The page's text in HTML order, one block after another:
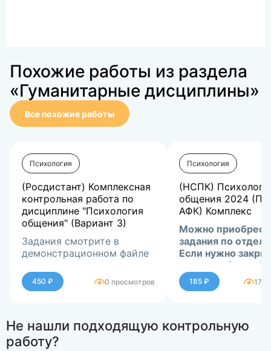
Похожие работы из раздела
«Гуманитарные дисциплины»
Все похожие работы
Психология
(Росдистант) Комплексная
контрольная работа по
дисциплине "Психология
общения" (Вариант 3)
Задания смотрите в
демонстрационном файле
450 ₽ 0 просмотров
Психология
(НСПК)
общения 2024
АФК) Комплекс
Можно
задания по
Если нужно
сессию-
ЛС.185 ₽ 179
Не нашли подходящую контрольную
работу?